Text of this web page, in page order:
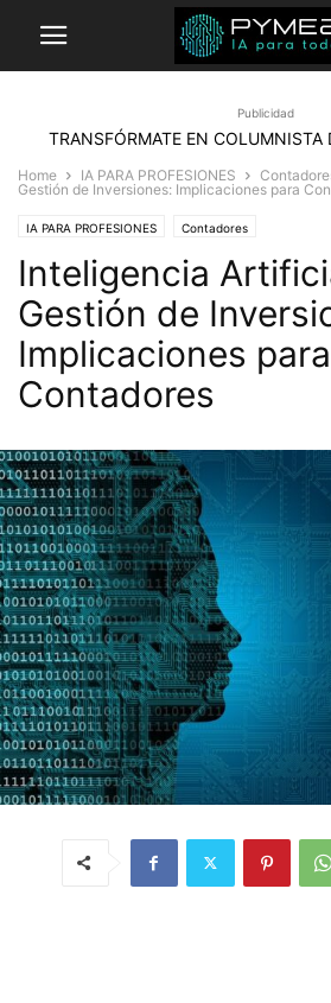
Publicidad
TRANSFÓRMATE EN COLUMNISTA
Home IA PARA PROFESIONES
Gestión de Inversiones: Implicaciones para
IA PARA PROFESIONES Contadores
Inteligencia
Gestión de
Implicaciones para
Contadores